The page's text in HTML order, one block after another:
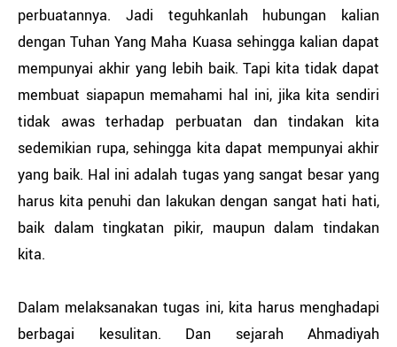
perbuatannya. Jadi teguhkanlah hubungan kalian
dengan Tuhan Yang Maha Kuasa sehingga kalian dapat
mempunyai akhir yang lebih baik. Tapi kita tidak dapat
membuat siapapun memahami hal ini, jika kita sendiri
tidak awas terhadap perbuatan dan tindakan kita
sedemikian rupa, sehingga kita dapat mempunyai akhir
yang baik. Hal ini adalah tugas yang sangat besar yang
harus kita penuhi dan lakukan dengan sangat hati hati,
baik dalam tingkatan pikir, maupun dalam tindakan
kita.
Dalam melaksanakan tugas ini, kita harus menghadapi
berbagai kesulitan. Dan sejarah Ahmadiyah